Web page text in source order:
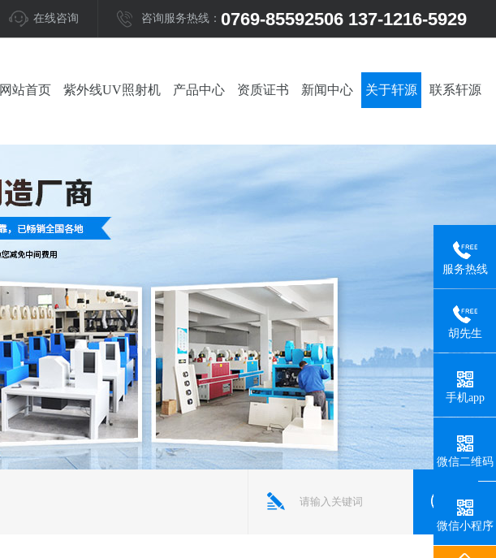
在线咨询 咨询服务热线： 0769-85592506 137-1216-5929
网站首页 紫外线UV照射机 产品中心 资质证书 新闻中心 关于轩源 联系轩源
服务热线
胡先生
手机app
微信二维码
微信小程序